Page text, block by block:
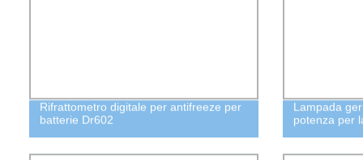
Rifrattometro digitale per antifreeze per
batterie Dr602
Lampada
potenza per